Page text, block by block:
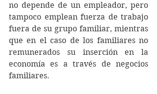
no depende de un empleador, pero
tampoco emplean fuerza de trabajo
fuera de su grupo familiar, mientras
que en el caso de los familiares no
remunerados su inserción en la
economía es a través de negocios
familiares.